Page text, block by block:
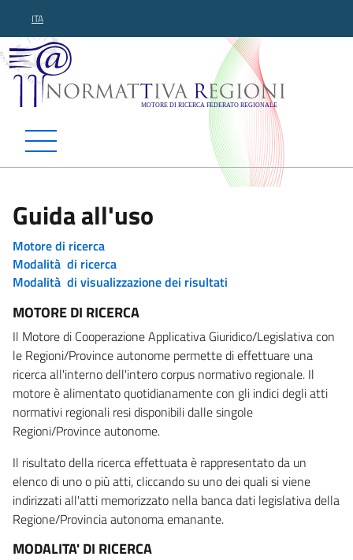
ITA
Normattiva Regioni -
Guida all'uso
Motore di ricerca
Modalità di ricerca
Modalità di visualizzazione dei risultati
MOTORE DI RICERCA
Il Motore di Cooperazione Applicativa Giuridico/Legislativa con
le Regioni/Province autonome permette di effettuare una
ricerca all'interno dell'intero corpus normativo regionale. Il
motore è alimentato quotidianamente con gli indici degli atti
normativi regionali resi disponibili dalle singole
Regioni/Province autonome.
Il risultato della ricerca effettuata è rappresentato da un
elenco di uno o più atti, cliccando su uno dei quali si viene
indirizzati all'atti memorizzato nella banca dati legislativa della
Regione/Provincia autonoma emanante.
MODALITA' DI RICERCA